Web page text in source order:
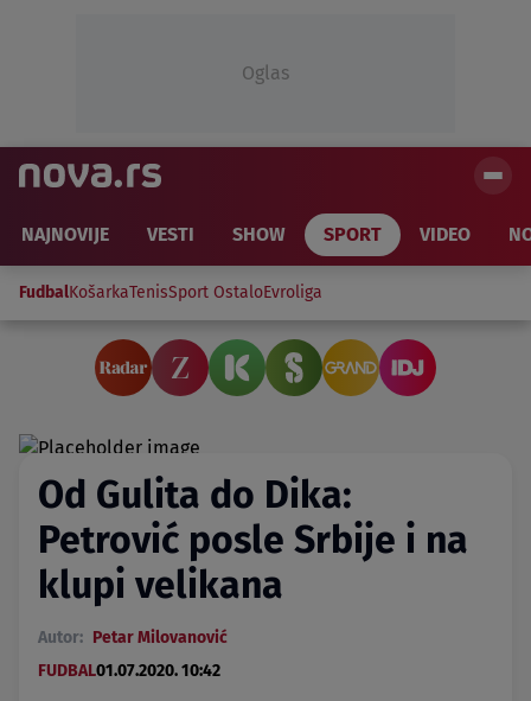
Oglas
NAJNOVIJE VESTI SHOW SPORT VIDEO
FudbalKošarkaTenisSport OstaloEvroliga
Od Gulita do Dika:
Petrović posle Srbije i na
klupi velikana
Autor: Petar Milovanović
FUDBAL01.07.2020. 10:42